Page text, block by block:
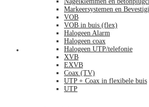
Mijn account
Markeersystemen en
VOB
VOB in buis (flex)
Halogeen Alarm
Halogeen coax
Halogeen UTP/telefonie
XVB
EXVB
Coax (TV)
UTP + Coax in flexibele buis
UTP